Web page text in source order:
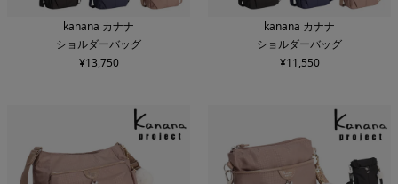
kanana カナナ
ショルダーバッグ
¥13,750
kanana カナナ
ショルダーバッグ
¥11,550